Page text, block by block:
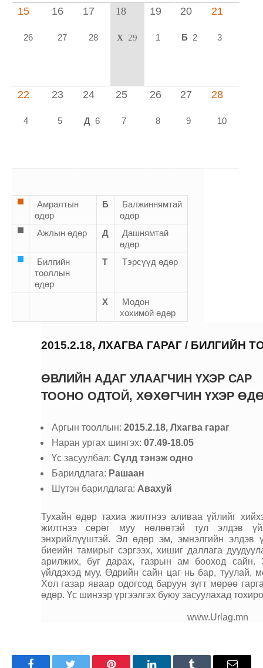
15
26
16
27
17
28
18
Х 29
19
1
20
Б 2
21
3
22
4
23
5
24
Д 6
25
7
26
8
27
9
28
10
Амралтын
өдөр
Б
Балжиннямтай
өдөр
Ажлын өдөр
Д
Дашнямтай
өдөр
Билгийн
тооллын
өдөр
Т Тэрсүүд өдөр
Х
Модон
хохимой өдөр
2015.2.18, ЛХАГВА ГАРАГ / БИЛГИЙН
ӨВЛИЙН АДАГ УЛААГЧИН ҮХЭР САР
ТООНО ОДТОЙ, ХӨХӨГЧИН ҮХЭР
Аргын тооллын: 2015.2.18, Лхагва гараг
Наран ургах шингэх: 07.49-18.05
Үс засуулбал: Сүлд тэнэж одно
Барилдлага: Рашаан
Шүтэн барилдлага: Авахуй
Тухайн өдөр тахиа жилтнээ аливаа үйлийг
жилтнээ сөрөг муу нөлөөтэй тул элдэв
энхрийлүүштэй. Эл өдөр эм, эмнэлгийн элдэв
биеийн тамирыг сэргээх, хишиг даллага
арилжих, буг дарах, газрын ам бооход сайн.
үйлдэхэд муу. Өдрийн сайн цаг нь бар, туулай,
Хол газар яваар одогсод баруун зүгт мөрөө
өдөр. Үс шинээр үргээлгэх буюу засуулахад
www.Urlag.mn